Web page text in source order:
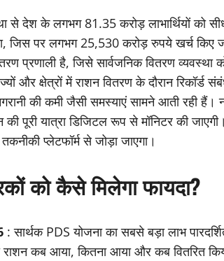
से देश के लगभग 81.35 करोड़ लाभार्थियों को
जिस पर लगभग 25,530 करोड़ रुपये खर्च किए
प्रणाली है, जिसे सार्वजनिक वितरण व्यवस्था
और क्षेत्रों में राशन वितरण के दौरान रिकॉर्ड
की कमी जैसी समस्याएं सामने आती रही
पूरी यात्रा डिजिटल रूप से मॉनिटर की
प्लेटफॉर्म से जोड़ा जाएगा।
को कैसे मिलेगा फायदा?
: सार्थक PDS योजना का सबसे बड़ा लाभ
कब आया, कितना आया और कब वितरित